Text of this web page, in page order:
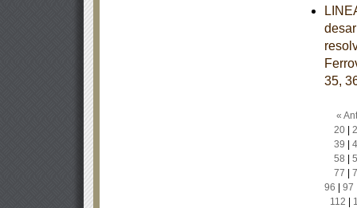
35,
«
20|
39
58
77
96
97
112